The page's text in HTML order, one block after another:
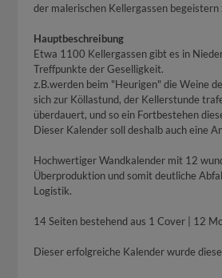
der malerischen Kellergassen begeistern
Hauptbeschreibung
Etwa 1100 Kellergassen gibt es in
Treffpunkte der Geselligkeit.
z.B.werden beim "Heurigen" die Weine
sich zur Köllastund, der Kellerstunde
überdauert, und so ein Fortbestehen
Dieser Kalender soll deshalb auch eine
Hochwertiger Wandkalender mit 12
Überproduktion und somit deutliche
Logistik.
14 Seiten bestehend aus 1 Cover | 12
Dieser erfolgreiche Kalender wurde